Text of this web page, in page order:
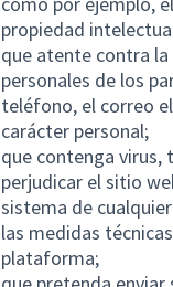
propiedad
que atente contra
personales de los
teléfono, el correo
carácter personal;
que contenga virus,
perjudicar el sitio
sistema de
las medidas
plataforma;